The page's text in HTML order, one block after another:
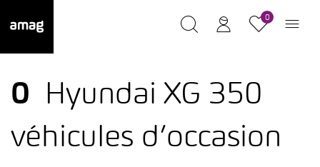
0
0
Hyundai XG 350
véhicules d’occasion